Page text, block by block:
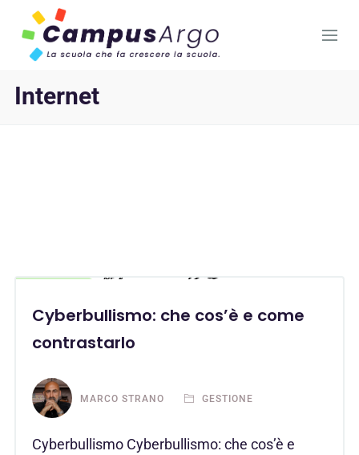
Internet
Cyberbullismo: che cos’è e come
contrastarlo
MARCO STRANO GESTIONE
Cyberbullismo Cyberbullismo: che cos’è e